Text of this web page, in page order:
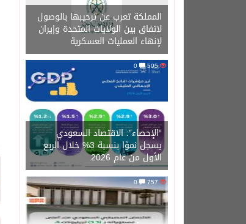
المملكة تعرب عن ترحيبها بالوصول
لاتفاق بين الولايات المتحدة وإيران
لإنهاء العمليات العسكرية
505
“الإحصاء”: الاقتصاد السعودي
يسجل نموًا بنسبة 3% خلال الربع
الأول من عام 2026
757
0